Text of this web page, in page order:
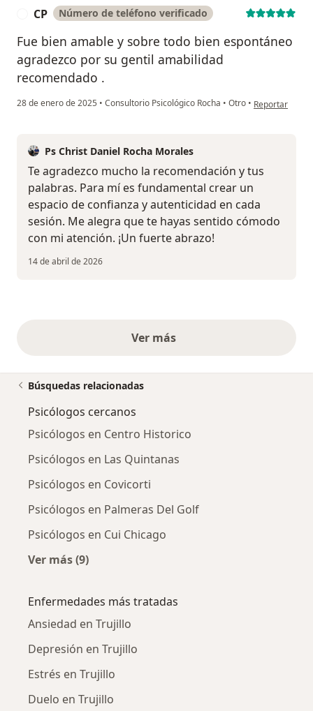
CP Número de teléfono verificado
Fue bien amable y sobre todo bien espontáneo
agradezco por su gentil amabilidad
recomendado .
28 de enero de 2025 • Consultorio Psicológico Rocha • Otro • en opinión del
Reportar
Ps Christ Daniel Rocha Morales
Te agradezco mucho la recomendación y tus
palabras. Para mí es fundamental crear un
espacio de confianza y autenticidad en cada
sesión. Me alegra que te hayas sentido cómodo
con mi atención. ¡Un fuerte abrazo!
14 de abril de 2026
Ver másopiniones anteriores
Búsquedas relacionadas
Psicólogos cercanos
Psicólogos en Centro Historico
Psicólogos en Las Quintanas
Psicólogos en Covicorti
Psicólogos en Palmeras Del Golf
Psicólogos en Cui Chicago
Ver más (9)
Enfermedades más tratadas
Ansiedad en Trujillo
Depresión en Trujillo
Estrés en Trujillo
Duelo en Trujillo